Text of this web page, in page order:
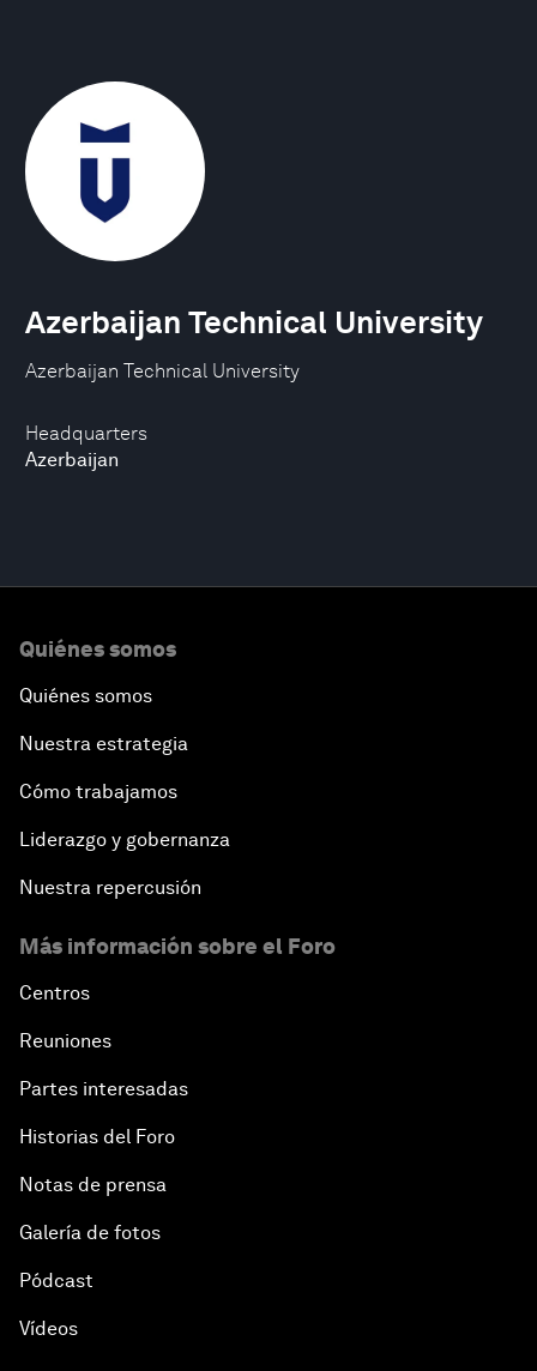
Headquarters
Azerbaijan
Azerbaijan Technical University
Azerbaijan Technical University
Quiénes somos
Quiénes somos
Nuestra estrategia
Cómo trabajamos
Liderazgo y gobernanza
Nuestra repercusión
Más información sobre el Foro
Centros
Reuniones
Partes interesadas
Historias del Foro
Notas de prensa
Galería de fotos
Pódcast
Vídeos